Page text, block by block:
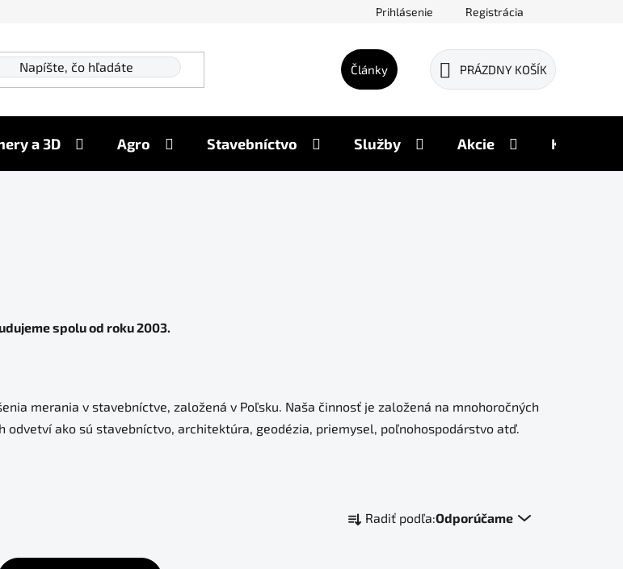
Prihlásenie Registrácia
Články
NÁKUPNÝ
PRÁZDNY KOŠÍK
a 3D Agro Stavebníctvo Služby Akcie Kontakty
spolu od roku 2003.
merania v stavebníctve, založená v Poľsku. Naša činnosť je založená na mnohoročných
ako sú stavebníctvo, architektúra, geodézia, priemysel, poľnohospodárstvo atď.
a Radiť podľa:Odporúčame